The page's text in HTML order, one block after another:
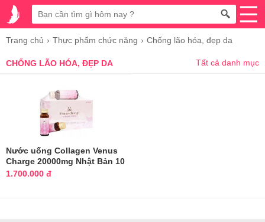
Trang chủ Thực phẩm chức năng Chống lão hóa, đẹp da
CHỐNG LÃO HÓA, ĐẸP DA Tất cả danh mục
Nước uống Collagen Venus
Charge 20000mg Nhật Bản 10
chai
1.700.000 đ